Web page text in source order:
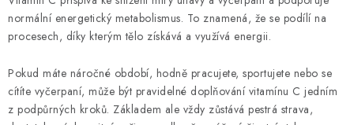
normální energetický metabolismus. To znamená, že se podílí na
procesech, díky kterým tělo získává a využívá energii.
Pokud máte náročné období, hodně pracujete, sportujete nebo se
cítíte vyčerpaní, může být pravidelné doplňování vitamínu C jedním
z podpůrných kroků. Základem ale vždy zůstává pestrá strava,